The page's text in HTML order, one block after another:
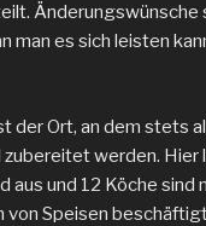
Änderungswünsche
man es sich leisten
der Ort, an dem stets
werden. Hier
aus und 12 Köche sind
von Speisen